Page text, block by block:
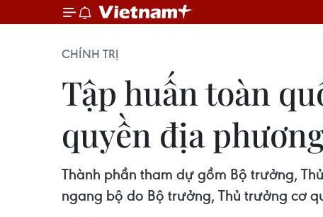
CHÍNH TRỊ
Tập huấn toàn
quyền địa
Thành phần tham dự gồm Bộ trưởng,
ngang bộ do Bộ trưởng, Thủ trưởng cơ